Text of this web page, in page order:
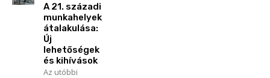
A 21. századi
munkahelyek
átalakulása:
Új
lehetőségek
és kihívások
Az utóbbi